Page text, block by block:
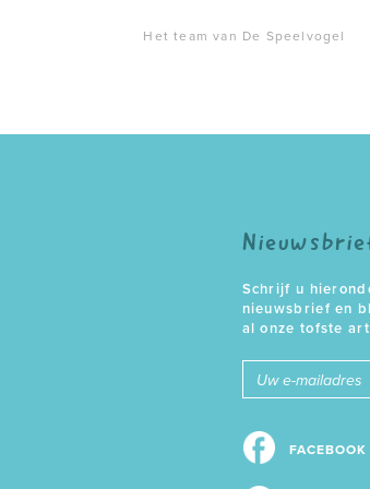
Het team van De Speelvogel
Schrijf u
nieuwsbrief en
al onze tofste
mailadres
FACEBOOK